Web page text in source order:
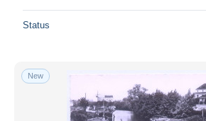
Status
New